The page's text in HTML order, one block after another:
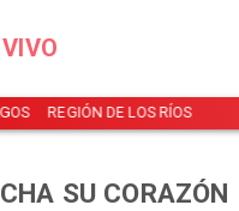
REGIÓN DE LOS RÍOS
SU CORAZÓN